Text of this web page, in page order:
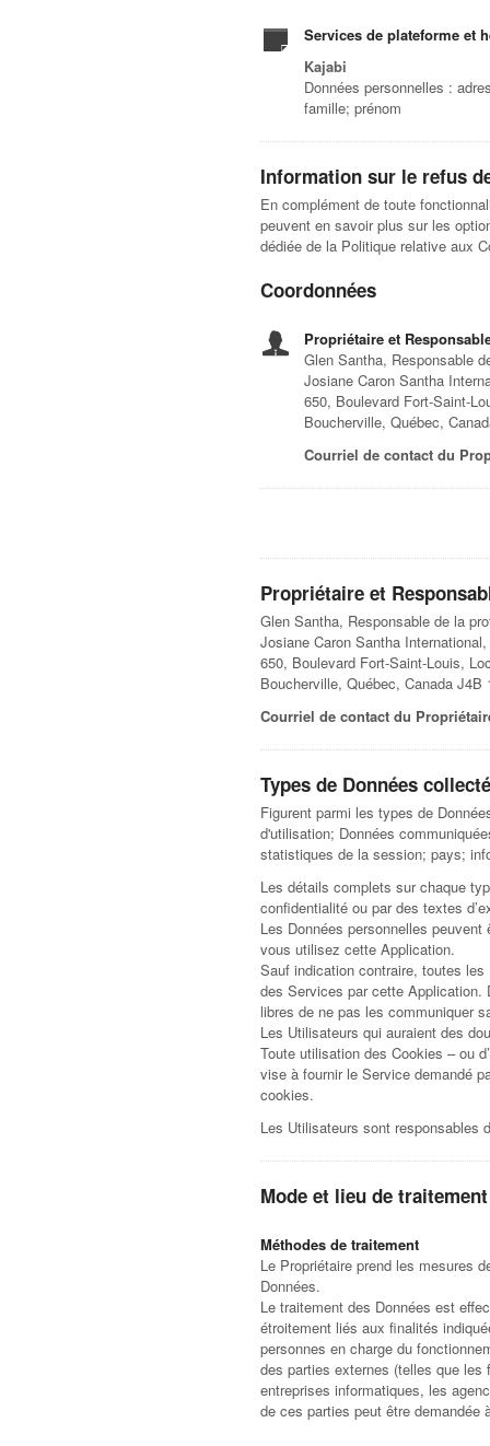
Services de plateforme et
Kajabi
Données personnelles :
famille; prénom
Information sur le refus
En complément de toute
peuvent en savoir plus sur les
dédiée de la Politique relative aux
Coordonnées
Propriétaire et
Glen Santha, Responsable
Josiane Caron Santha
650, Boulevard Fort-Saint-
Boucherville, Québec,
Courriel de contact du
Propriétaire et
Glen Santha, Responsable de la
Josiane Caron Santha
650, Boulevard Fort-Saint-Louis,
Boucherville, Québec, Canada J4B
Courriel de contact du
Types de Données
Figurent parmi les types de
d'utilisation; Données
statistiques de la session; pays;
Les détails complets sur chaque
confidentialité ou par des textes
Les Données personnelles
vous utilisez cette Application.
Sauf indication contraire, toutes
des Services par cette Application.
libres de ne pas les communiquer
Les Utilisateurs qui auraient des
Toute utilisation des Cookies – ou
vise à fournir le Service demandé
cookies.
Les Utilisateurs sont responsables
Mode et lieu de
Méthodes de traitement
Le Propriétaire prend les mesures
Données.
Le traitement des Données est
étroitement liés aux finalités
personnes en charge du
des parties externes (telles que
entreprises informatiques, les
de ces parties peut être demandée